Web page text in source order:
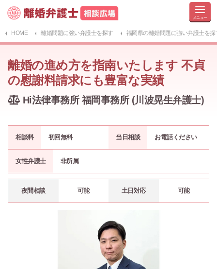
HOME 離婚問題に強い弁護士を探す 福岡県の離婚問題に強い弁護士を探
離婚の進め方を指南いたします 不貞
の慰謝料請求にも豊富な実績
Hi法律事務所 福岡事務所 (川波晃生弁護士)
相談料 初回無料 当日相談 お電話ください
女性弁護士 非所属
夜間相談 可能 土日対応 可能